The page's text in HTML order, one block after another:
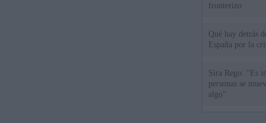
fronterizo
Qué hay detrás
España por la
Sira Rego: "Es
personas se
algo"